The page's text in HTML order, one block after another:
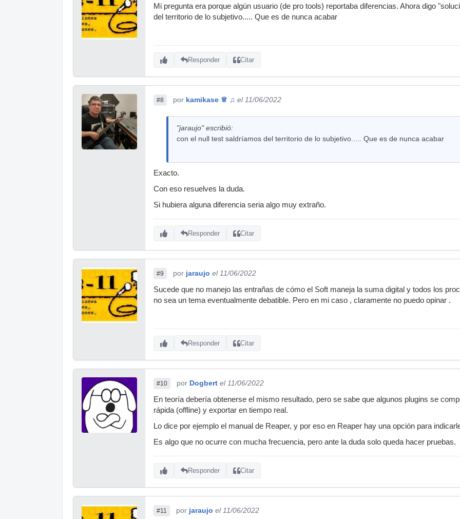
Mi pregunta era porque algún usuario (de pro tools) reportaba diferencias. Ahora digo
del territorio de lo subjetivo..... Que es de nunca acabar
Responder Citar
#8 por kamikase ♕ ♫ el 11/06/2022
"jaraujo" escribió:
con el null test saldríamos del territorio de lo subjetivo..... Que es de nunca acabar
Exacto.
Con eso resuelves la duda.
Si hubiera alguna diferencia seria algo muy extraño.
Responder Citar
#9 por jaraujo el 11/06/2022
Sucede que no manejo las entrañas de cómo el Soft maneja la suma digital y todos los
no sea un tema eventualmente debatible. Pero en mi caso , claramente no puedo opinar .
Responder Citar
#10 por Dogbert el 11/06/2022
En teoría debería obtenerse el mismo resultado, pero se sabe que algunos plugins se
rápida (offline) y exportar en tiempo real.
Lo dice por ejemplo el manual de Reaper, y por eso en Reaper hay una opción para
Es algo que no ocurre con mucha frecuencia, pero ante la duda solo queda hacer pruebas.
Responder Citar
#11 por jaraujo el 11/06/2022